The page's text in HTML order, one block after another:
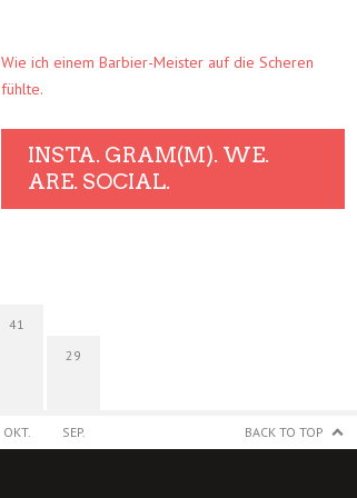
Wie ich einem Barbier-Meister auf die Scheren
fühlte.
INSTA. GRAM(M). WE.
ARE. SOCIAL.
41
OKT.
29
SEP. BACK TO TOP